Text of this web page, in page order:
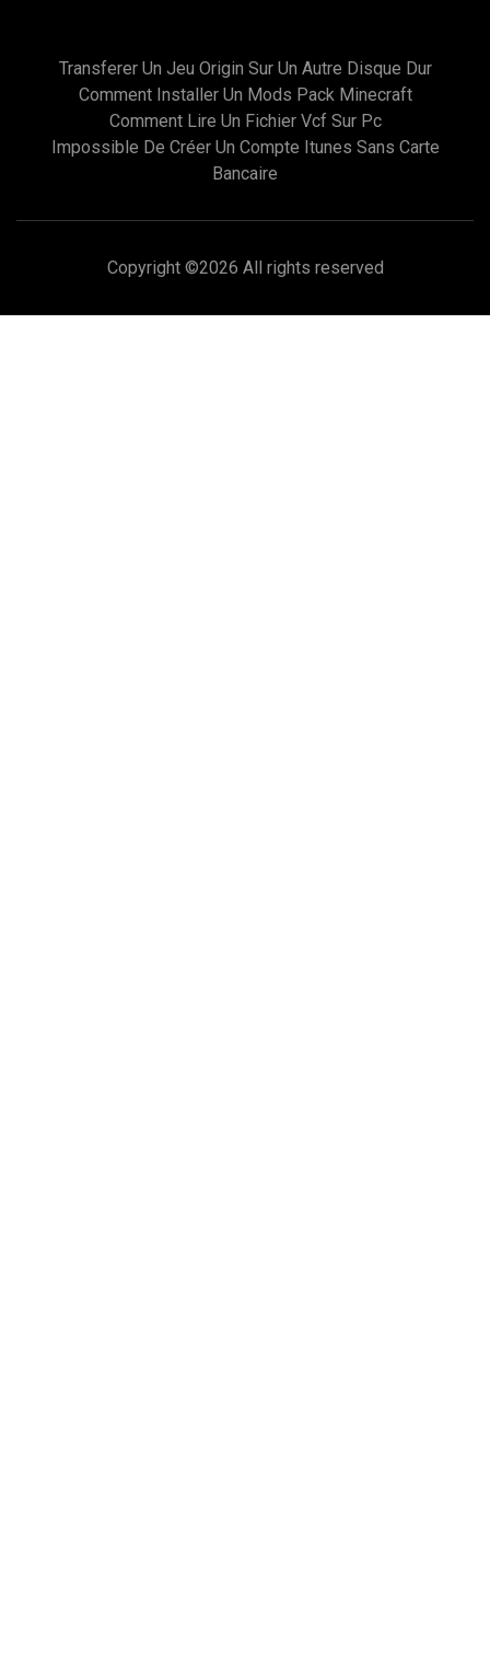
Transferer Un Jeu Origin Sur Un Autre Disque Dur
Comment Installer Un Mods Pack Minecraft
Comment Lire Un Fichier Vcf Sur Pc
Impossible De Créer Un Compte Itunes Sans Carte
Bancaire
Copyright ©2026 All rights reserved